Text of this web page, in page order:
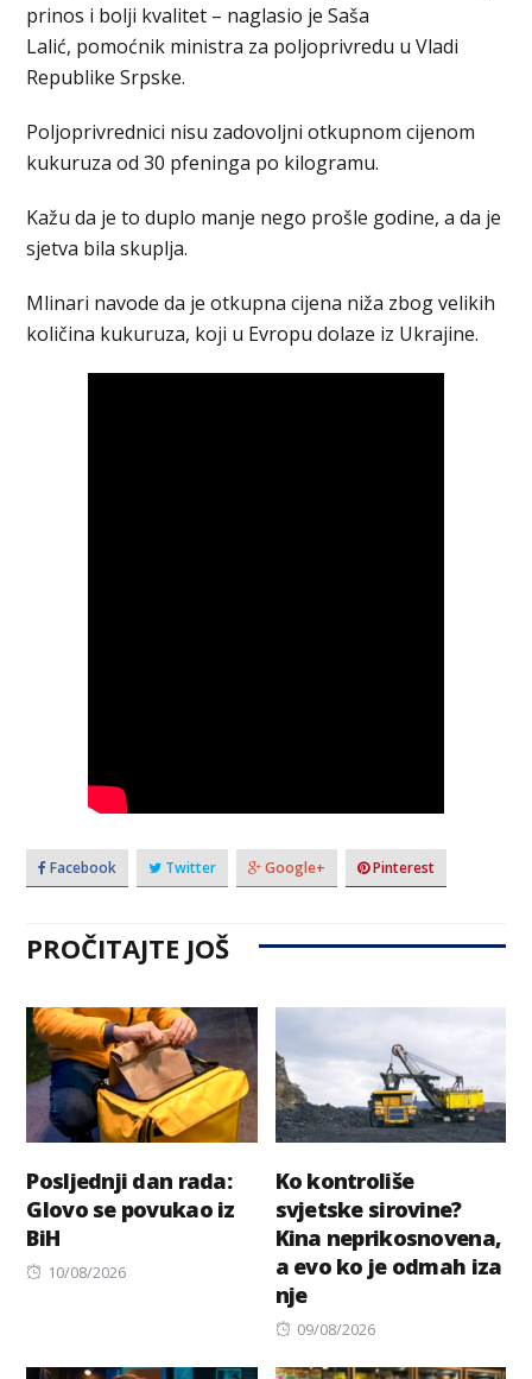
prinos i bolji kvalitet – naglasio je Saša
Lalić, pomoćnik ministra za poljoprivredu u Vladi
Republike Srpske.
Poljoprivrednici nisu zadovoljni otkupnom cijenom
kukuruza od 30 pfeninga po kilogramu.
Kažu da je to duplo manje nego prošle godine, a da je
sjetva bila skuplja.
Mlinari navode da je otkupna cijena niža zbog velikih
količina kukuruza, koji u Evropu dolaze iz Ukrajine.
Facebook Twitter Google+ Pinterest
PROČITAJTE JOŠ
Posljednji dan rada:
Glovo se povukao iz
BiH
Posted
10/08/2026
Ko kontroliše
svjetske sirovine?
Kina neprikosnovena,
a evo ko je odmah iza
nje
Posted
09/08/2026